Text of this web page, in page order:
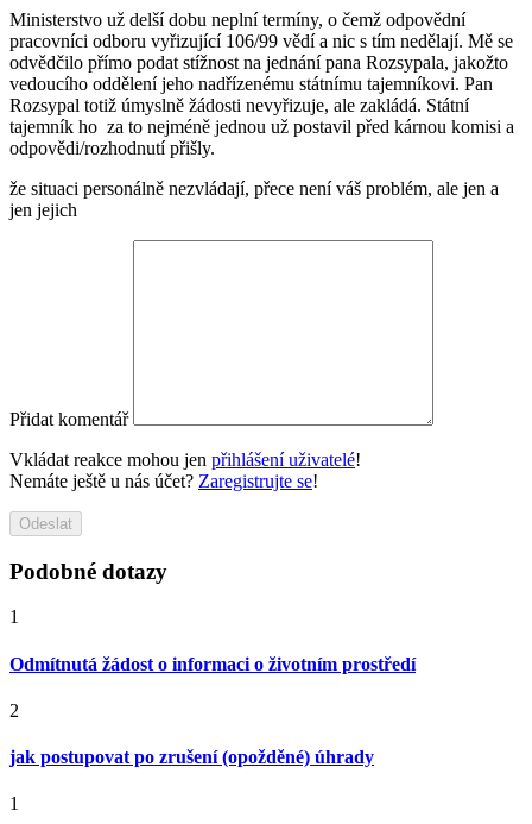
Ministerstvo už delší dobu neplní termíny, o čemž odpovědní
pracovníci odboru vyřizující 106/99 vědí a nic s tím nedělají. Mě se
odvědčilo přímo podat stížnost na jednání pana Rozsypala, jakožto
vedoucího oddělení jeho nadřízenému státnímu tajemníkovi. Pan
Rozsypal totiž úmyslně žádosti nevyřizuje, ale zakládá. Státní
tajemník ho za to nejméně jednou už postavil před kárnou komisi a
odpovědi/rozhodnutí přišly.
že situaci personálně nezvládají, přece není váš problém, ale jen a
jen jejich
Přidat komentář
Vkládat reakce mohou jen přihlášení uživatelé!
Nemáte ještě u nás účet? Zaregistrujte se!
Odeslat
Podobné dotazy
1
Odmítnutá žádost o informaci o životním prostředí
2
jak postupovat po zrušení (opožděné) úhrady
1